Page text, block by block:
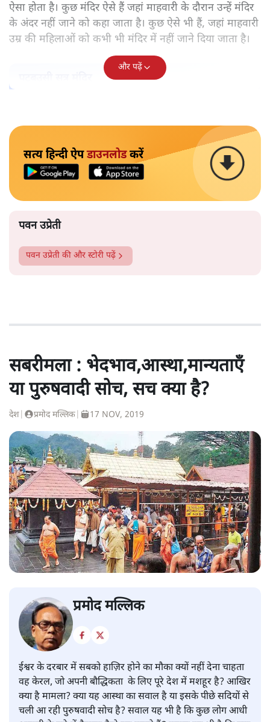
ऐसा होता है। कुछ मंदिर ऐसे हैं जहां माहवारी के दौरान उन्हें मंदिर
के अंदर नहीं जाने को कहा जाता है। कुछ ऐसे भी हैं, जहां माहवारी
उम्र की महिलाओं को कभी भी मंदिर में नहीं जाने दिया जाता है।
और पढ़ें
सत्य हिन्दी ऐपडाउनलोडकरें
पवन उप्रेती
पवन उप्रेती की और स्टोरी पढ़ें
सबरीमला : भेदभाव,आस्था,मान्यताएँ
या पुरुषवादी सोच, सच क्या है?
देश प्रमोद मल्लिक 17 NOV, 2019
प्रमोद मल्लिक
ईश्वर के दरबार में सबको हाज़िर होने का मौका क्यों नहीं देना चाहता
वह केरल, जो अपनी बौद्धिकता के लिए पूरे देश में मशहूर है? आखिर
क्या है मामला? क्या यह आस्था का सवाल है या इसके पीछे सदियों से
चली आ रही पुरुषवादी सोच है? सवाल यह भी है कि कुछ लोग आधी